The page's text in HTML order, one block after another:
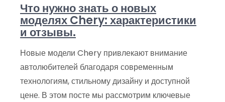
Что нужно знать о новых
моделях Chery: характеристики
и отзывы.
Новые модели Chery привлекают внимание
автолюбителей благодаря современным
технологиям, стильному дизайну и доступной
цене. В этом посте мы рассмотрим ключевые